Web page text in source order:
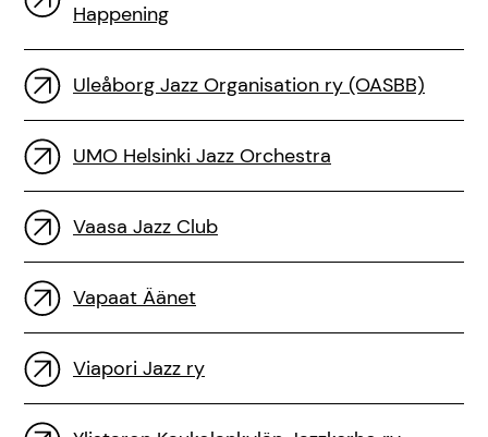
Happening
Uleåborg Jazz Organisation ry (OASBB)
UMO Helsinki Jazz Orchestra
Vaasa Jazz Club
Vapaat Äänet
Viapori Jazz ry